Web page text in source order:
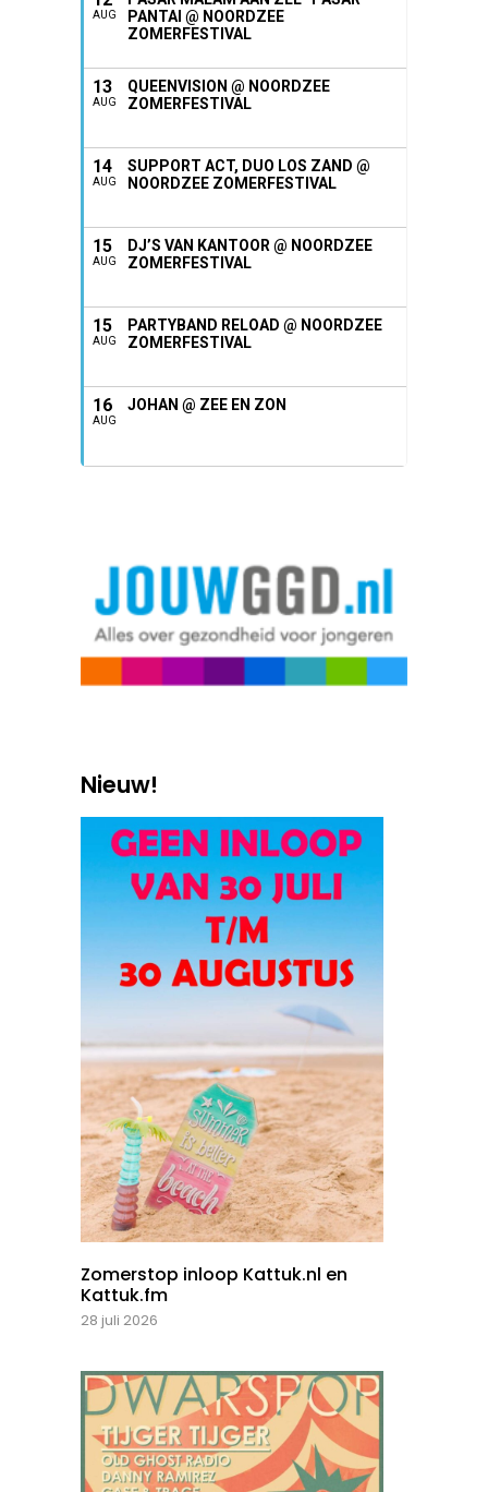
AUG
PANTAI @ NOORDZEE
ZOMERFESTIVAL
13
AUG
QUEENVISION @ NOORDZEE
ZOMERFESTIVAL
14
AUG
SUPPORT ACT, DUO LOS ZAND @
NOORDZEE ZOMERFESTIVAL
15
AUG
DJ’S VAN KANTOOR @ NOORDZEE
ZOMERFESTIVAL
15
AUG
PARTYBAND RELOAD @ NOORDZEE
ZOMERFESTIVAL
16
AUG
JOHAN @ ZEE EN ZON
Nieuw!
Zomerstop inloop Kattuk.nl en
Kattuk.fm
28 juli 2026